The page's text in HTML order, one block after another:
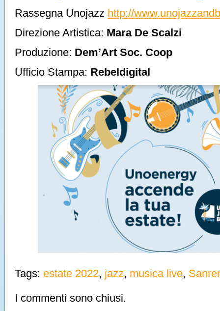
Rassegna Unojazz http://
Direzione Artistica: Mara De Scalzi
Produzione: Dem’Art Soc. Coop
Ufficio Stampa: Rebeldigital
Tags: estate 2022, jazz, musica live,
I commenti sono chiusi.